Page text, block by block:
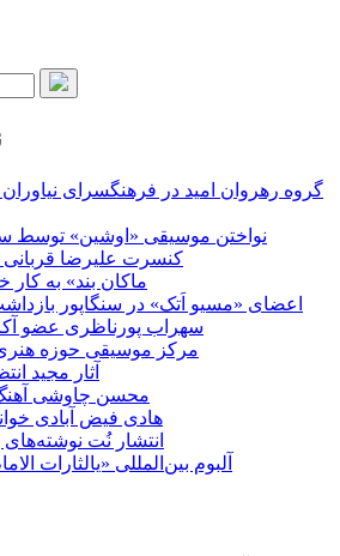
گروه رهروان امید در فرهنگسرای
نواختن موسیقی «اوشین» توسط
کنسرت علیرضا قربانی
«ماکان بند» به
اعضای «مسیو اَتک» در سنگاپور
سهراب پورناظری عضو
مرکز موسیقی حوزه
آثار مجید
محسن چاوشی
هادی فیض آبادی
انتشار نُت
آلبوم بین‌المللی «یالثارات